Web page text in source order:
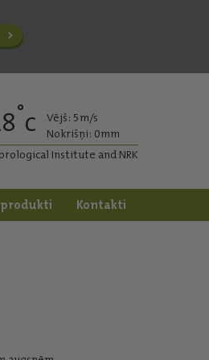
°c
Vējš: 5m/s
Nokrišņi: 0mm
Institute and NRK
Kontakti